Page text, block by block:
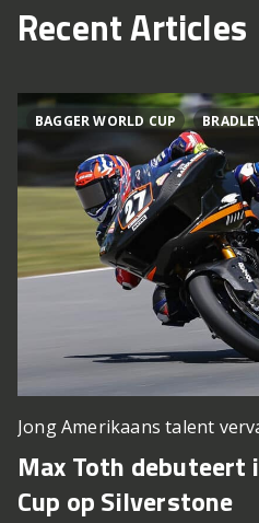
Recent Articles
BAGGER WORLD CUP
Jong Amerikaans talent
Max Toth debuteert
Cup op Silverstone